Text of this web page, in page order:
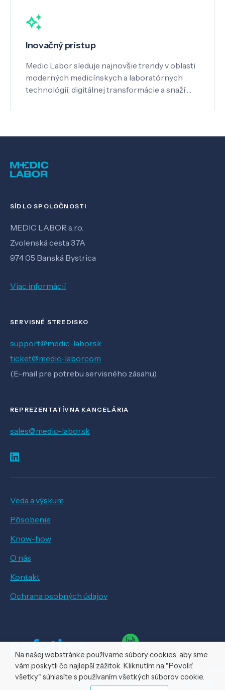
Inovačný prístup
Medic Labor sleduje najnovšie trendy v oblasti
moderných medicínskych a laboratórnych
technológií, digitálnej transformácie a snaží …
SÍDLO SPOLOČNOSTI
MEDIC LABOR s.r.o.
Zvolenská cesta 37A
974 05 Banská Bystrica
Viac informácií
SERVISNÉ STREDISKO
support@medic-labor.sk
ticket@medic-labor.com
(E-mail pre potrebu servisného zásahu)
REPREZENTATÍVNA KANCELÁRIA
sales@medic-labor.sk
Veda a výskum
Pôsobenie
Know-how
O nás
Kontakt
Ochrana osobných údajov
Na našej webstránke používame súbory cookies, aby sme
vám poskytli čo najlepší zážitok. Kliknutím na "Povoliť
všetky" súhlasíte s používaním všetkých súborov cookie.